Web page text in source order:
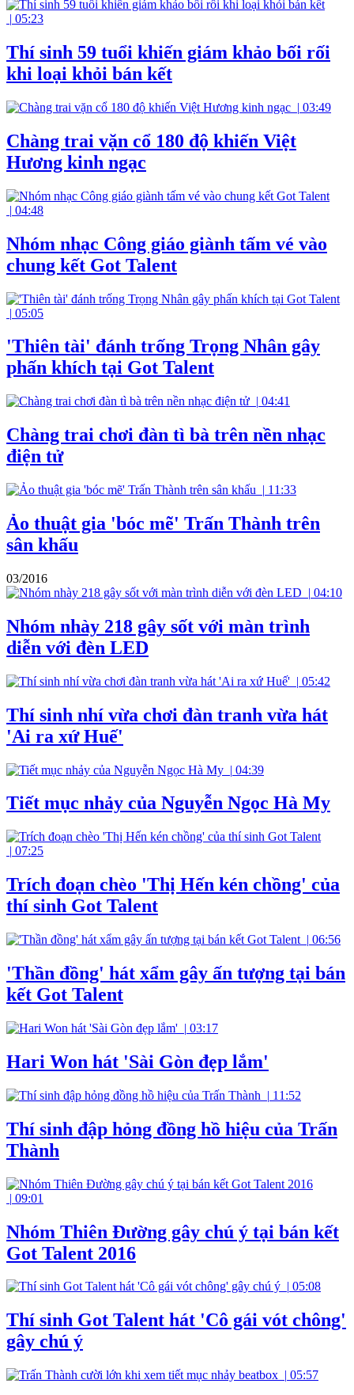
| 05:23
Thí sinh 59 tuổi khiến giám khảo bối rối
khi loại khỏi bán kết
| 03:49
Chàng trai vặn cổ 180 độ khiến Việt
Hương kinh ngạc
| 04:48
Nhóm nhạc Công giáo giành tấm vé vào
chung kết Got Talent
| 05:05
'Thiên tài' đánh trống Trọng Nhân gây
phấn khích tại Got Talent
| 04:41
Chàng trai chơi đàn tì bà trên nền nhạc
điện tử
| 11:33
Ảo thuật gia 'bóc mẽ' Trấn Thành trên
sân khấu
03/2016
| 04:10
Nhóm nhày 218 gây sốt với màn trình
diễn với đèn LED
| 05:42
Thí sinh nhí vừa chơi đàn tranh vừa hát
'Ai ra xứ Huế'
| 04:39
Tiết mục nhảy của Nguyễn Ngọc Hà My
| 07:25
Trích đoạn chèo 'Thị Hến kén chồng' của
thí sinh Got Talent
| 06:56
'Thần đồng' hát xẩm gây ấn tượng tại bán
kết Got Talent
| 03:17
Hari Won hát 'Sài Gòn đẹp lắm'
| 11:52
Thí sinh đập hỏng đồng hồ hiệu của Trấn
Thành
| 09:01
Nhóm Thiên Đường gây chú ý tại bán kết
Got Talent 2016
| 05:08
Thí sinh Got Talent hát 'Cô gái vót chông'
gây chú ý
| 05:57